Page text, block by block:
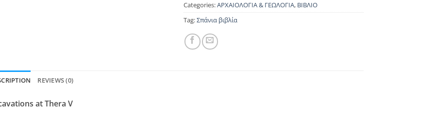
Categories:ΑΡΧΑΙΟΛΟΓΙΑ & ΓΕΩΛΟΓΙΑ, ΒΙΒΛΙΟ
Tag:Σπάνια βιβλία
REVIEWS (0)
at Thera V